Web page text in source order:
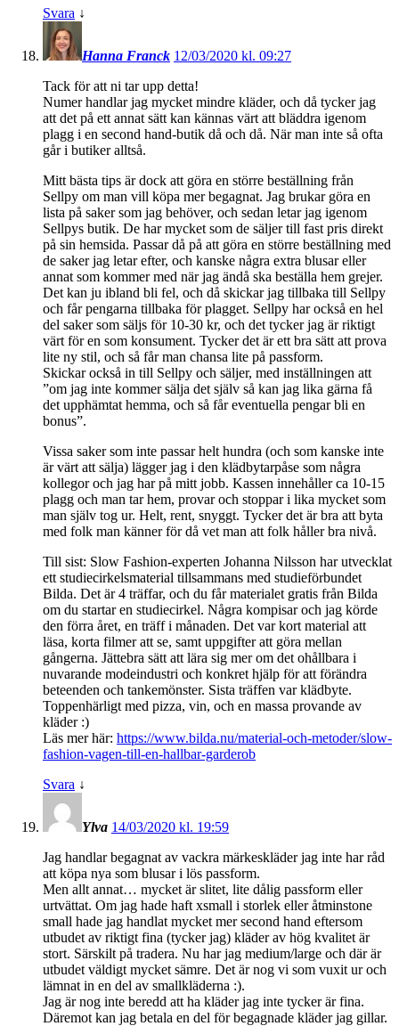
Svara ↓
Hanna Franck 12/03/2020 kl. 09:27
Tack för att ni tar upp detta!
Numer handlar jag mycket mindre kläder, och då tycker jag
att det på ett annat sätt kan kännas värt att bläddra igenom
plagg i en second hand-butik då och då. När man inte så ofta
går i butiker alltså.
Mitt bästa tips är dock att göra en större beställning från
Sellpy om man vill köpa mer begagnat. Jag brukar göra en
lista på saker som jag behöver, och sedan letar jag igenom
Sellpys butik. De har mycket som de säljer till fast pris direkt
på sin hemsida. Passar då på att göra en större beställning med
de saker jag letar efter, och kanske några extra blusar eller
annat som kommer med när jag ändå ska beställa hem grejer.
Det kan ju ibland bli fel, och då skickar jag tillbaka till Sellpy
och får pengarna tillbaka för plagget. Sellpy har också en hel
del saker som säljs för 10-30 kr, och det tycker jag är riktigt
värt för en som konsument. Tycker det är ett bra sätt att prova
lite ny stil, och så får man chansa lite på passform.
Skickar också in till Sellpy och säljer, med inställningen att
”om jag inte kommer sälja det själv så kan jag lika gärna få
det upphämtat hemma, och så får eventuella pengar bli en
bonus”.
Vissa saker som inte passar helt hundra (och som kanske inte
är värt att sälja) lägger jag i den klädbytarpåse som några
kollegor och jag har på mitt jobb. Kassen innehåller ca 10-15
plagg och man tar hem, provar och stoppar i lika mycket som
man själv tog ur. Helt, rent, snyggt. Tycker det är bra att byta
med folk man känner för då vet man att folk håller bra nivå.
Till sist: Slow Fashion-experten Johanna Nilsson har utvecklat
ett studiecirkelsmaterial tillsammans med studieförbundet
Bilda. Det är 4 träffar, och du får materialet gratis från Bilda
om du startar en studiecirkel. Några kompisar och jag körde
den förra året, en träff i månaden. Det var kort material att
läsa, korta filmer att se, samt uppgifter att göra mellan
gångerna. Jättebra sätt att lära sig mer om det ohållbara i
nuvarande modeindustri och konkret hjälp för att förändra
beteenden och tankemönster. Sista träffen var klädbyte.
Toppenhärligt med pizza, vin, och en massa provande av
kläder :)
Läs mer här: https://www.bilda.nu/material-och-metoder/slow-
fashion-vagen-till-en-hallbar-garderob
Svara ↓
Ylva 14/03/2020 kl. 19:59
Jag handlar begagnat av vackra märkeskläder jag inte har råd
att köpa nya som blusar i lös passform.
Men allt annat… mycket är slitet, lite dålig passform eller
urtvättat. Om jag hade haft xsmall i storlek eller åtminstone
small hade jag handlat mycket mer second hand eftersom
utbudet av riktigt fina (tycker jag) kläder av hög kvalitet är
stort. Särskilt på tradera. Nu har jag medium/large och där är
utbudet väldigt mycket sämre. Det är nog vi som vuxit ur och
lämnat in en del av smallkläderna :).
Jag är nog inte beredd att ha kläder jag inte tycker är fina.
Däremot kan jag betala en del för begagnade kläder jag gillar.